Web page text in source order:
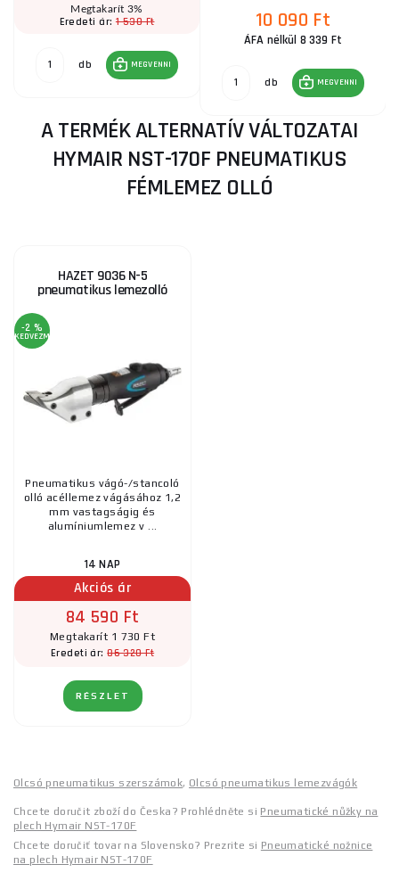
Megtakarít 3%
Eredeti ár:1 530 Ft
db MEGVENNI
10 090 Ft
ÁFA nélkül 8 339 Ft
db MEGVENNI
A TERMÉK ALTERNATÍV VÁLTOZATAI
HYMAIR NST-170F PNEUMATIKUS
FÉMLEMEZ OLLÓ
HAZET 9036 N-5
pneumatikus lemezolló
-2 %
KEDVEZMÉNY
Pneumatikus vágó-/stancoló
olló acéllemez vágásához 1,2
mm vastagságig és
alumíniumlemez v ...
14 NAP
Akciós ár
84 590 Ft
Megtakarít 1 730 Ft
Eredeti ár:86 320 Ft
RÉSZLET
Olcsó pneumatikus szerszámok, Olcsó pneumatikus lemezvágók
Chcete doručit zboží do Česka? Prohlédněte si Pneumatické nůžky na
plech Hymair NST-170F
Chcete doručiť tovar na Slovensko? Prezrite si Pneumatické nožnice
na plech Hymair NST-170F